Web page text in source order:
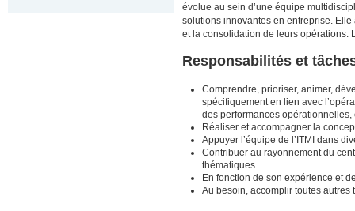
évolue au sein d’une équipe
solutions innovantes en entreprise.
et la consolidation de leurs opérations.
Responsabilités et
Comprendre, prioriser, animer,
spécifiquement en lien avec
des performances opérationnelles,
Réaliser et accompagner la
Appuyer l’équipe de l’ITMI dans
Contribuer au rayonnement du
thématiques.
En fonction de son expérience et
Au besoin, accomplir toutes autres